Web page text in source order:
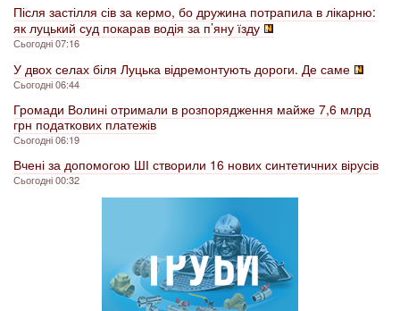
Після застілля сів за кермо, бо дружина потрапила в лікарню:
як луцький суд покарав водія за п’яну їзду
Сьогодні 07:16
У двох селах біля Луцька відремонтують дороги. Де саме
Сьогодні 06:44
Громади Волині отримали в розпорядження майже 7,6 млрд
грн податкових платежів
Сьогодні 06:19
Вчені за допомогою ШІ створили 16 нових синтетичних вірусів
Сьогодні 00:32